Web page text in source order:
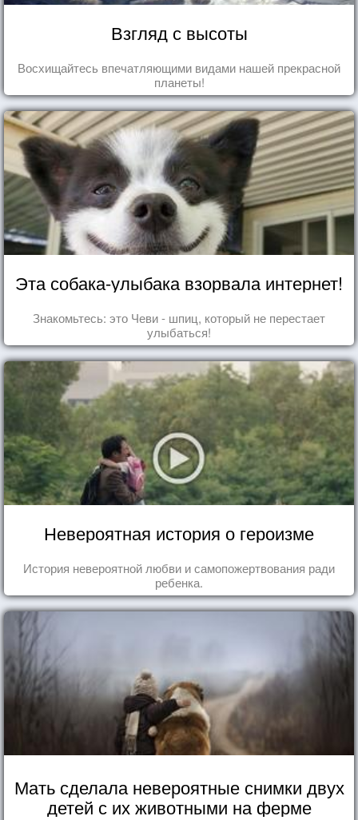
Взгляд с высоты
Восхищайтесь впечатляющими видами нашей прекрасной
планеты!
Эта собака-улыбака взорвала интернет!
Знакомьтесь: это Чеви - шпиц, который не перестает
улыбаться!
Невероятная история о героизме
История невероятной любви и самопожертвования ради
ребенка.
Мать сделала невероятные снимки двух
детей с их животными на ферме